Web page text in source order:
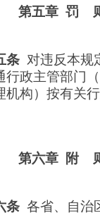
第五章 罚
条 对违反本规
行政主管部门
机构）按有关
第六章 附
条 各省、自治